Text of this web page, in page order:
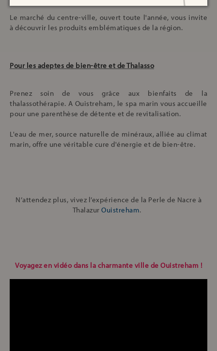
Le marché du centre-ville, ouvert toute l'année, vous invite
à découvrir les produits emblématiques de la région.
Pour les adeptes de bien-être et de Thalasso
Prenez soin de vous grâce aux bienfaits de la
thalassothérapie. A Ouistreham, le spa marin vous accueille
pour une parenthèse de détente et de revitalisation.
L'eau de mer, source naturelle de minéraux, alliée au climat
marin, offre une véritable cure d'énergie et de bien-être.
N’attendez plus, vivez l’expérience de la Perle de Nacre à
Thalazur Ouistreham.
Voyagez en vidéo dans la charmante ville de Ouistreham !